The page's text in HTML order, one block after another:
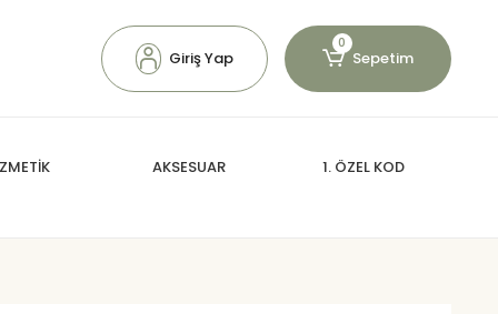
Giriş Yap
0
Sepetim
AKSESUAR 1. ÖZEL KOD